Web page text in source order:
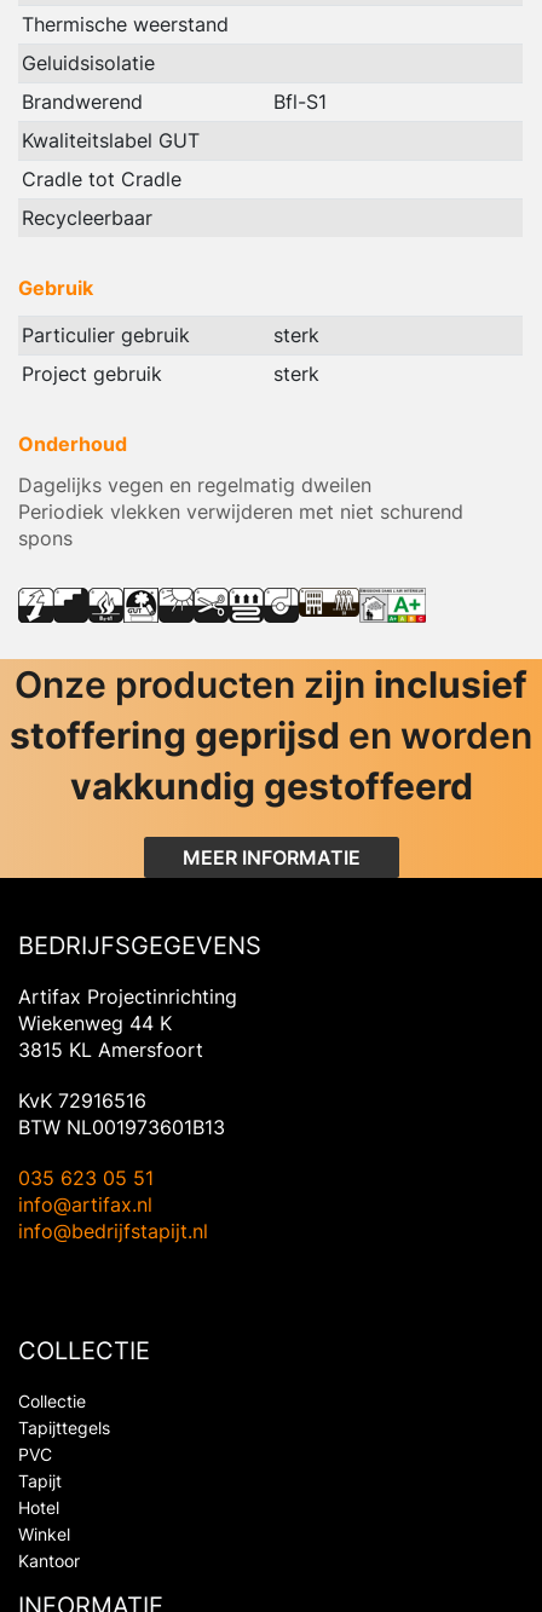
Thermische weerstand
Geluidsisolatie
Brandwerend
Bfl-S1
Kwaliteitslabel GUT
Cradle tot Cradle
Recycleerbaar
Gebruik
Particulier gebruik
sterk
Project gebruik
sterk
Onderhoud
Dagelijks vegen en regelmatig dweilen
Periodiek vlekken verwijderen met niet schurend
spons
Onze producten zijn inclusief
stoffering geprijsd en worden
vakkundig gestoffeerd
MEER INFORMATIE
BEDRIJFSGEGEVENS
Artifax Projectinrichting
Wiekenweg 44 K
3815 KL Amersfoort
KvK 72916516
BTW NL001973601B13
035 623 05 51
info@artifax.nl
info@bedrijfstapijt.nl
COLLECTIE
Collectie
Tapijttegels
PVC
Tapijt
Hotel
Winkel
Kantoor
INFORMATIE